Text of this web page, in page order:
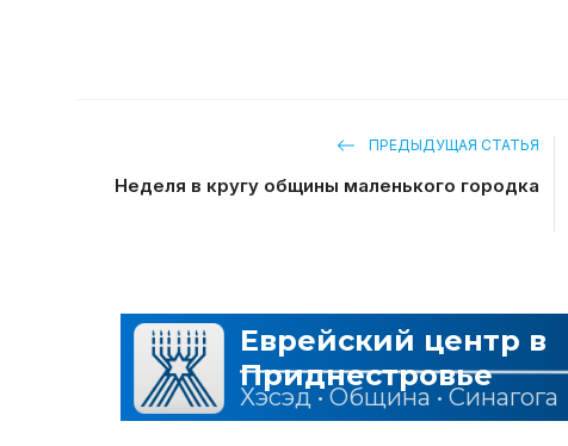
ПРЕДЫДУЩАЯ СТАТЬЯ
Неделя в кругу общины маленького городка